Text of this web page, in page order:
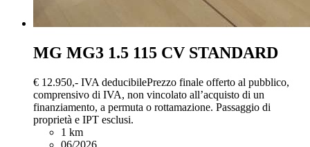
MG MG3 1.5 115 CV STANDARD
€ 12.950,- IVA deducibilePrezzo finale offerto al pubblico,
comprensivo di IVA, non vincolato all’acquisto di un
finanziamento, a permuta o rottamazione. Passaggio di
proprietà e IPT esclusi.
1 km
06/2026